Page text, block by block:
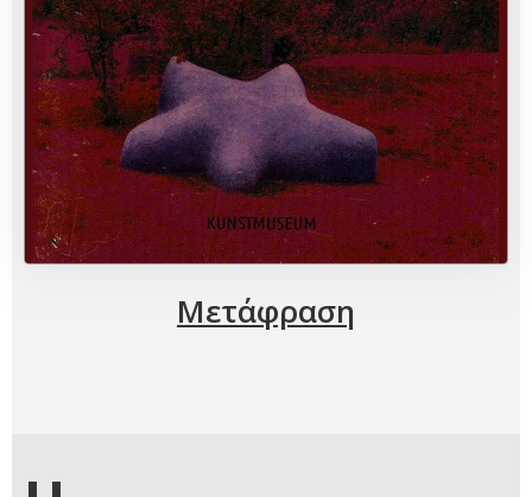
Μετάφραση